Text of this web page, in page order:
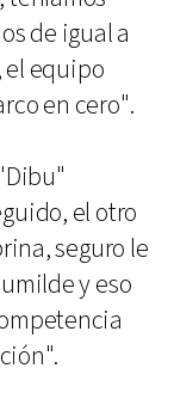
de igual a
el equipo
en cero".
el otro
seguro le
y eso